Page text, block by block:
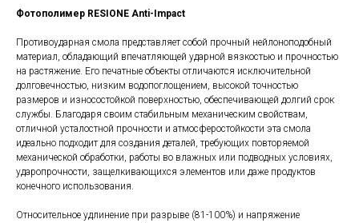
Фотополимер RESIONE Anti-Impact
Противоударная смола представляет собой прочный нейлоноподобный
материал, обладающий впечатляющей ударной вязкостью и прочностью
на растяжение. Его печатные объекты отличаются исключительной
долговечностью, низким водопоглощением, высокой точностью
размеров и износостойкой поверхностью, обеспечивающей долгий срок
службы. Благодаря своим стабильным механическим свойствам,
отличной усталостной прочности и атмосферостойкости эта смола
идеально подходит для создания деталей, требующих повторяемой
механической обработки, работы во влажных или подводных условиях,
ударопрочности, защелкивающихся элементов или даже продуктов
конечного использования.
Относительное удлинение при разрыве (81-100%) и напряжение